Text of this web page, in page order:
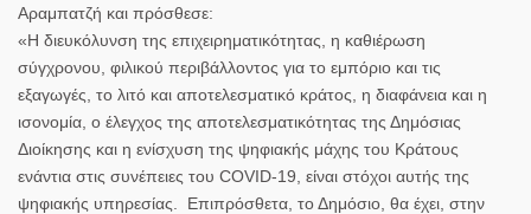
Αραμπατζή και πρόσθεσε:
«Η διευκόλυνση της επιχειρηματικότητας, η καθιέρωση
σύγχρονου, φιλικού περιβάλλοντος για το εμπόριο και τις
εξαγωγές, το λιτό και αποτελεσματικό κράτος, η διαφάνεια και η
ισονομία, ο έλεγχος της αποτελεσματικότητας της Δημόσιας
Διοίκησης και η ενίσχυση της ψηφιακής μάχης του Κράτους
ενάντια στις συνέπειες του COVID-19, είναι στόχοι αυτής της
ψηφιακής υπηρεσίας. Επιπρόσθετα, το Δημόσιο, θα έχει, στην